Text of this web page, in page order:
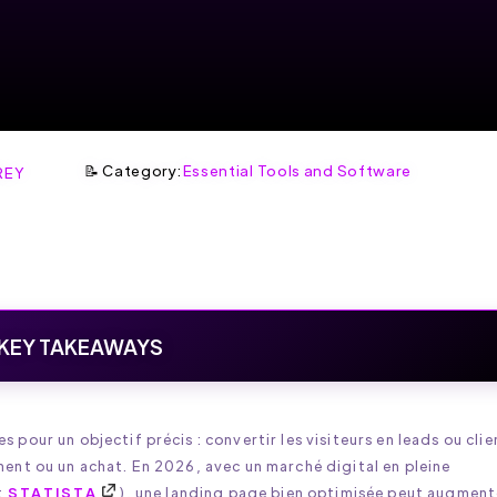
📝 Category:Essential Tools and Software
TAKEAWAYS
pour un objectif précis : convertir les visiteurs en leads ou
ou un achat. En 2026, avec un marché digital en pleine
STATISTA
), une landing page bien optimisée peut